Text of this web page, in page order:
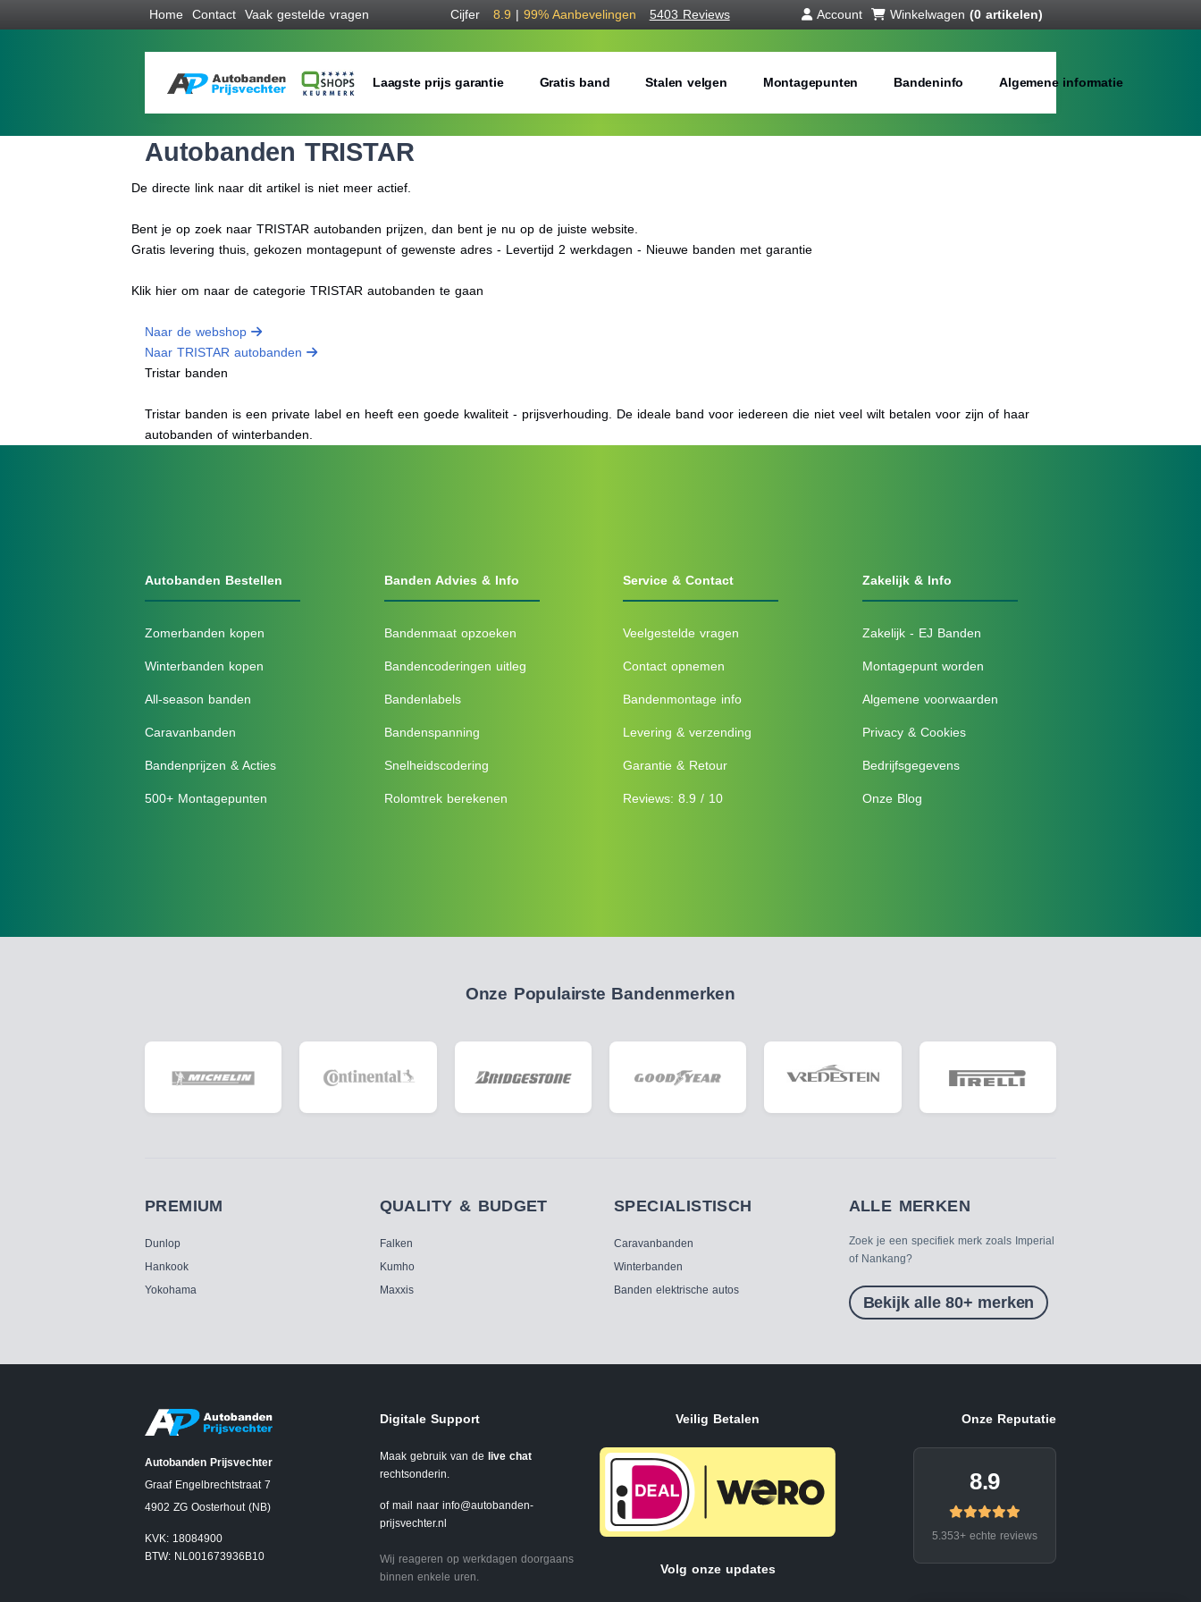
Home Contact Vaak gestelde vragen Cijfer 8.9 | 99% Aanbevelingen 5403 Reviews Account Winkelwagen (0 artikelen)
Laagste prijs garantie Gratis band Stalen velgen Montagepunten Bandeninfo Algemene informatie
Autobanden TRISTAR
De directe link naar dit artikel is niet meer actief.
Bent je op zoek naar TRISTAR autobanden prijzen, dan bent je nu op de juiste website.
Gratis levering thuis, gekozen montagepunt of gewenste adres - Levertijd 2 werkdagen - Nieuwe banden met garantie
Klik hier om naar de categorie TRISTAR autobanden te gaan
Naar de webshop
Naar TRISTAR autobanden
Tristar banden
Tristar banden is een private label en heeft een goede kwaliteit - prijsverhouding. De ideale band voor iedereen die niet veel wilt betalen voor zijn of haar
autobanden of winterbanden.
Autobanden Bestellen
Zomerbanden kopen
Winterbanden kopen
All-season banden
Caravanbanden
Bandenprijzen & Acties
500+ Montagepunten
Banden Advies & Info
Bandenmaat opzoeken
Bandencoderingen uitleg
Bandenlabels
Bandenspanning
Snelheidscodering
Rolomtrek berekenen
Service & Contact
Veelgestelde vragen
Contact opnemen
Bandenmontage info
Levering & verzending
Garantie & Retour
Reviews: 8.9 / 10
Zakelijk & Info
Zakelijk - EJ Banden
Montagepunt worden
Algemene voorwaarden
Privacy & Cookies
Bedrijfsgegevens
Onze Blog
Onze Populairste Bandenmerken
PREMIUM
Dunlop
Hankook
Yokohama
QUALITY & BUDGET
Falken
Kumho
Maxxis
SPECIALISTISCH
Caravanbanden
Winterbanden
Banden elektrische autos
ALLE MERKEN
Zoek je een specifiek merk zoals Imperial
of Nankang?
Bekijk alle 80+ merken
Autobanden Prijsvechter
Graaf Engelbrechtstraat 7
4902 ZG Oosterhout (NB)
KVK: 18084900
BTW: NL001673936B10
Digitale Support
Maak gebruik van de live chat
rechtsonderin.
of mail naar info@autobanden-
prijsvechter.nl
Wij reageren op werkdagen doorgaans
binnen enkele uren.
Veilig Betalen
Volg onze updates
Onze Reputatie
8.9
5.353+ echte reviews